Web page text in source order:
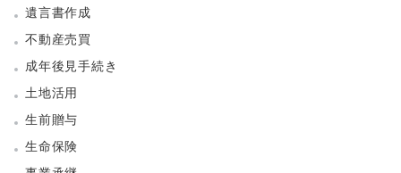
遺言書作成
不動産売買
成年後見手続き
土地活用
生前贈与
生命保険